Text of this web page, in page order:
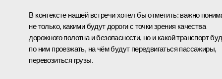
В контексте нашей встречи хотел бы отметить: важно
не только, какими будут дороги с точки зрения качества
дорожного полотна и безопасности, но и какой транспорт
по ним проезжать, на чём будут передвигаться пассажиры,
перевозиться грузы.